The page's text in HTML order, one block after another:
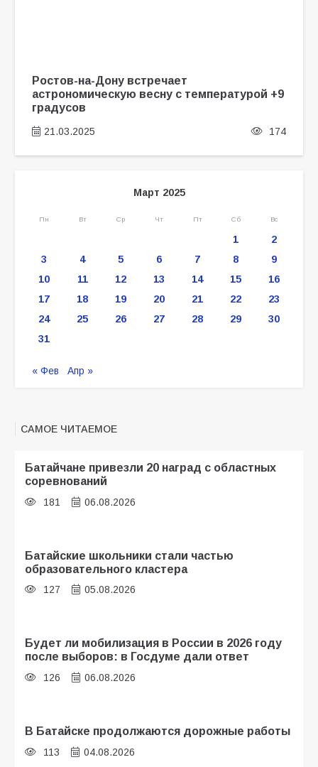
Ростов-на-Дону встречает
астрономическую весну с температурой +9
градусов
21.03.2025 174
Март 2025
Пн Вт Ср Чт Пт Сб Вс
1
2
3
4 5 6 7 8
9
10
11 12 13 14 15
16
17
18 19 20 21 22
23
24
25 26 27 28 29
30
31
« Фев Апр »
САМОЕ ЧИТАЕМОЕ
Батайчане привезли 20 наград с областных
соревнований
181 06.08.2026
Батайские школьники стали частью
образовательного кластера
127 05.08.2026
Будет ли мобилизация в России в 2026 году
после выборов: в Госдуме дали ответ
126 06.08.2026
В Батайске продолжаются дорожные работы
113 04.08.2026